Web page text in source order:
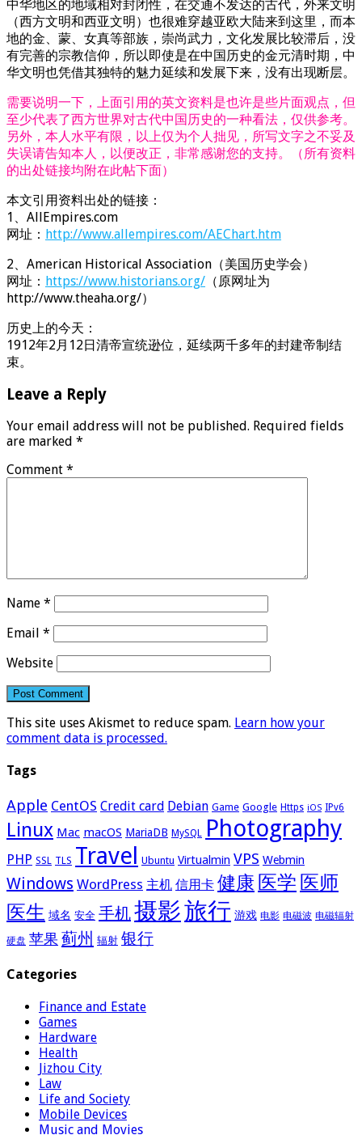
中华地区的地域相对封闭性，在交通不发达的古代，外来文明
（西方文明和西亚文明）也很难穿越亚欧大陆来到这里，而本
地的金、蒙、女真等部族，崇尚武力，文化发展比较滞后，没
有完善的宗教信仰，所以即使是在中国历史的金元清时期，中
华文明也凭借其独特的魅力延续和发展下来，没有出现断层。
需要说明一下，上面引用的英文资料是也许是些片面观点，但
至少代表了西方世界对古代中国历史的一种看法，仅供参考。
另外，本人水平有限，以上仅为个人拙见，所写文字之不妥及
失误请告知本人，以便改正，非常感谢您的支持。（所有资料
的出处链接均附在此帖下面）
本文引用资料出处的链接：
1、AllEmpires.com
网址： http://www.allempires.com/AEChart.htm
2、American Historical Association（美国历史学会）
网址： https://www.historians.org/ （原网址为
http://www.theaha.org/）
历史上的今天：
1912年2月12日清帝宣统逊位，延续两千多年的封建帝制结
束。
Leave a Reply
Your email address will not be published. Required fields
are marked *
Comment *
Name *
Email *
Website
This site uses Akismet to reduce spam. Learn how your
comment data is processed.
Tags
Apple CentOS Credit card Debian Game Google Https iOS IPv6
Linux Mac macOS MariaDB MySQL Photography
PHP SSL TLS Travel Ubuntu Virtualmin VPS Webmin
Windows WordPress 主机 信用卡 健康 医学 医师
医生 域名 安全 手机摄影旅行 游戏 电影 电磁波 电磁辐射
硬盘 苹果 蓟州 辐射 银行
Categories
Finance and Estate
Games
Hardware
Health
Jizhou City
Law
Life and Society
Mobile Devices
Music and Movies